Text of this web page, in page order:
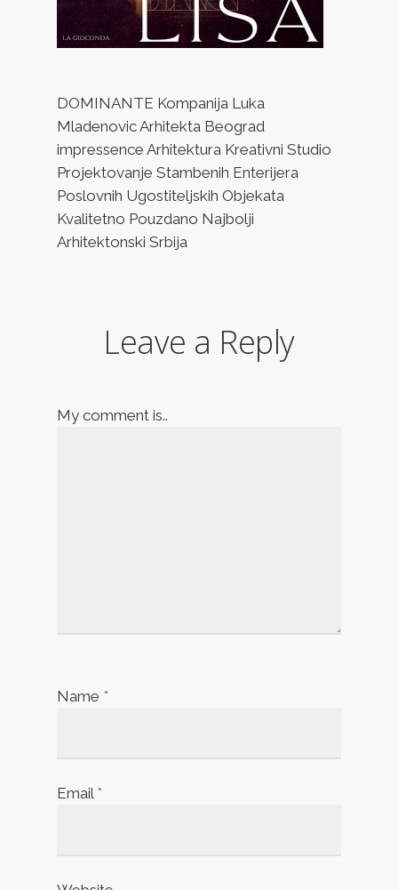
DOMINANTE Kompanija Luka
Mladenovic Arhitekta Beograd
impressence Arhitektura Kreativni Studio
Projektovanje Stambenih Enterijera
Poslovnih Ugostiteljskih Objekata
Kvalitetno Pouzdano Najbolji
Arhitektonski Srbija
Leave a Reply
My comment is..
Name *
Email *